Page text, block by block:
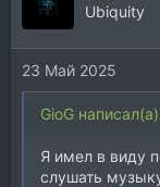
Ubiquity
23 Май 2025
GioG
Я имел в виду
слушать